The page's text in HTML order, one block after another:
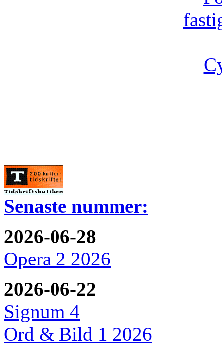
Senaste nummer:
2026-06-28
Opera 2 2026
2026-06-22
Signum 4
Ord & Bild 1 2026